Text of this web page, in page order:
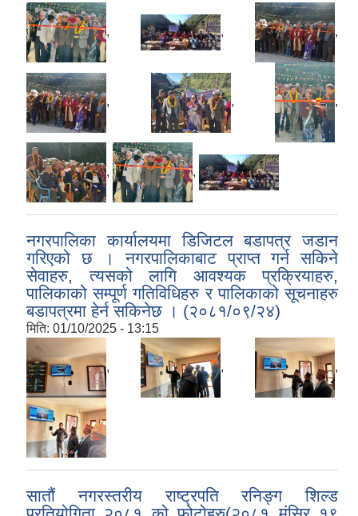
, , ,
, , ,
, ,
नगरपालिका कार्यालयमा डिजिटल बडापत्र जडान
गरिएको छ । नगरपालिकाबाट प्राप्त गर्न सकिने
सेवाहरु, त्यसको लागि आवश्यक प्रक्रियाहरु,
पालिकाको सम्पूर्ण गतिविधिहरु र पालिकाको सूचनाहरु
बडापत्रमा हेर्न सकिनेछ । (२०८१/०९/२४)
मिति: 01/10/2025 - 13:15
, , ,
सातौं नगरस्तरीय राष्ट्रपति रनिङ्ग शिल्ड